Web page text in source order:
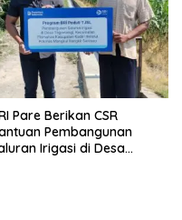
Pare Berikan CSR
Pembangunan
Irigasi di Desa